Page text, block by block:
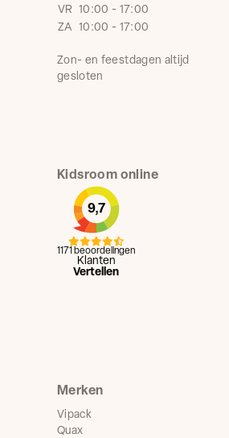
Merken
Vipack
Quax
VR 10:00 - 17:00
ZA 10:00 - 17:00
Zon- en feestdagen altijd
gesloten
Kidsroom online
9,7
Klanten
Vertellen
1171 beoordelingen